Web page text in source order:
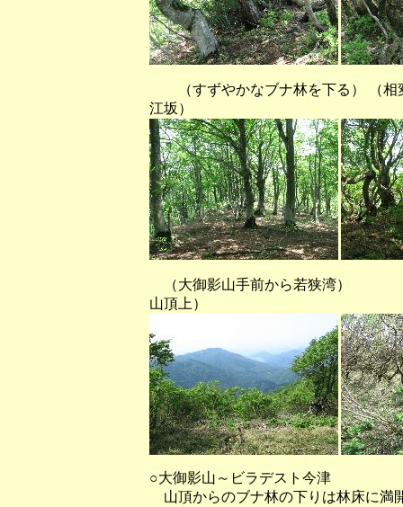
（すずやかなブナ林を下る） （相
江坂）
（大御影山手前から若狭
山頂上）
○大御影山～ビラデスト今津
山頂からのブナ林の下りは林床に満